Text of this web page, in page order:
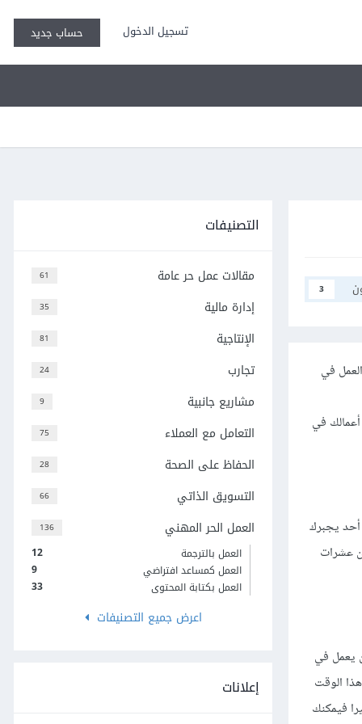
تسجيل الدخول حساب جديد
3
في
في
أحد يجبرك
عشرات
يعمل في
الوقت
فيمكنك
التصنيفات
61 مقالات عمل حر عامة
35 إدارة مالية
81 الإنتاجية
24 تجارب
9 مشاريع جانبية
75 التعامل مع العملاء
28 الحفاظ على الصحة
66 التسويق الذاتي
136 العمل الحر المهني
12
العمل بالترجمة
9
العمل كمساعد افتراضي
33
العمل بكتابة المحتوى
اعرض جميع التصنيفات
إعلانات